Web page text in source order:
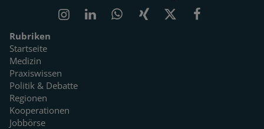
Rubriken
Startseite
Medizin
Praxiswissen
Politik & Debatte
Regionen
Kooperationen
Jobbörse